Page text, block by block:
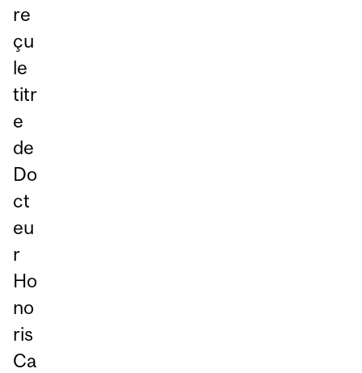
re
çu
le
titr
e
de
Do
ct
eu
r
Ho
no
ris
Ca